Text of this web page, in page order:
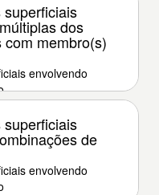
superficiais
dos
membro(s)
envolvendo
superficiais
de
envolvendo